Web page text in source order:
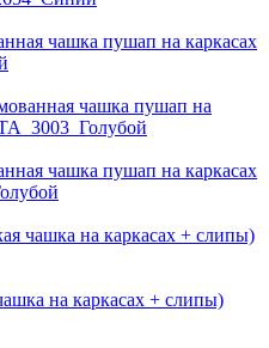
чашка пушап на каркасах
чашка пушап на каркасах
на каркасах + слипы)